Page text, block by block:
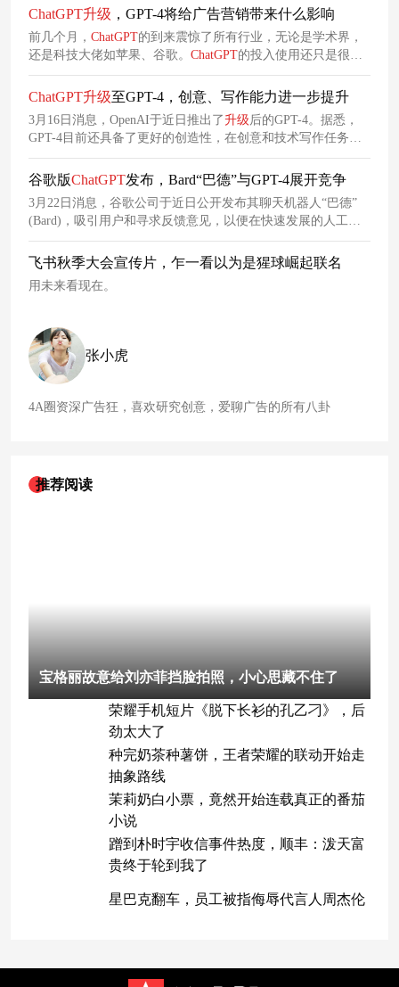
模型上传一张或
多张图像配合进行对话。
ChatGPT升级 ，GPT-4将给广告营销带来什么影响
前几个月， ChatGPT的到来震惊了所有行业，无论是学术界，
还是科技大佬如苹果、谷歌。 ChatGPT的投入使用还只是很小
范围之时，OpenAI推出了升级后的GPT-4。总体而言能发现，
GPT-4的能力确实有所提高，那具体这个功能的提升将如何影
响到广告营销内容以及日常工作的呢？
ChatGPT升级至GPT-4，创意、写作能力进一步提升
3月16日消息，OpenAI于近日推出了升级后的GPT-4。据悉，
GPT-4目前还具备了更好的创造性，在创意和技术写作任务中
能够与用户一起生成、编辑和迭代“风格”，例如创作歌曲、编
写剧本或学习用户的写作风格进行内容生成。
谷歌版ChatGPT发布，Bard“巴德”与GPT-4展开竞争
3月22日消息，谷歌公司于近日公开发布其聊天机器人“巴德”
(Bard)，吸引用户和寻求反馈意见，以便在快速发展的人工智
能技术竞赛中与微软公司竞争。“巴德”能在瞬间生成文本块，
这与ChatGPT 逐字输入答案的方式不同。
飞书秋季大会宣传片，乍一看以为是猩球崛起联名
用未来看现在。
张小虎
4A圈资深广告狂，喜欢研究创意，爱聊广告的所有八卦
推荐阅读
宝格丽故意给刘亦菲挡脸拍照，小心思藏不住了
荣耀手机短片《脱下长衫的孔乙刁》，后
劲太大了
种完奶茶种薯饼，王者荣耀的联动开始走
抽象路线
茉莉奶白小票，竟然开始连载真正的番茄
小说
蹭到朴时宇收信事件热度，顺丰：泼天富
贵终于轮到我了
星巴克翻车，员工被指侮辱代言人周杰伦